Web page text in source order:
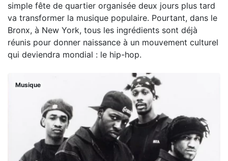
simple fête de quartier organisée deux jours plus tard
va transformer la musique populaire. Pourtant, dans le
Bronx, à New York, tous les ingrédients sont déjà
réunis pour donner naissance à un mouvement culturel
qui deviendra mondial : le hip-hop.
Musique